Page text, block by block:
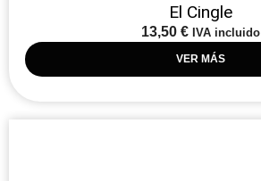
El Cingle
13,50 € IVA incluido
VER MÁS